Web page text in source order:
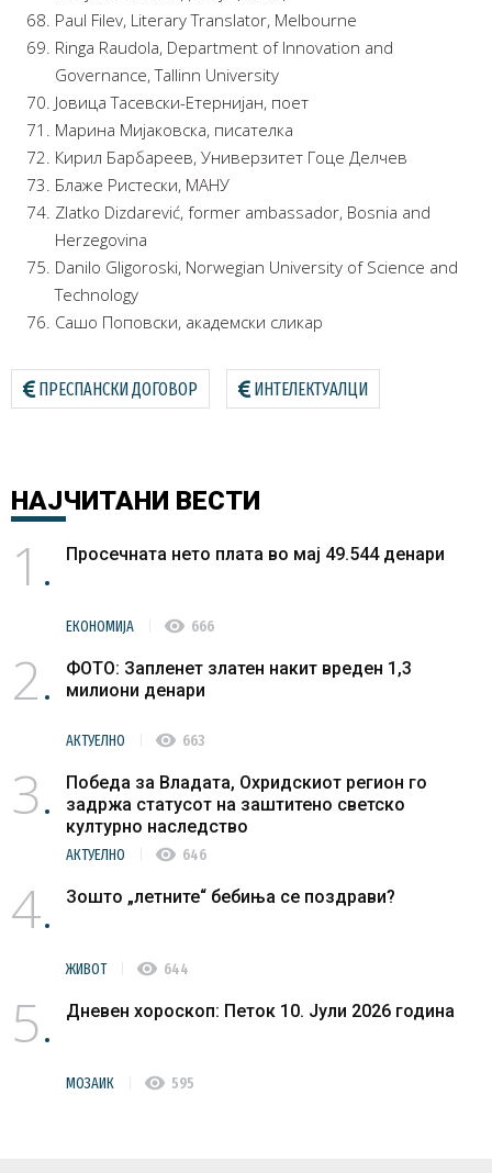
Paul Filev, Literary Translator, Melbourne
Ringa Raudola, Department of Innovation and
Governance, Tallinn University
Јовица Тасевски-Етернијан, поет
Марина Мијаковска, писателка
Кирил Барбареев, Универзитет Гоце Делчев
Блаже Ристески, МАНУ
Zlatko Dizdarević, former ambassador, Bosnia and
Herzegovina
Danilo Gligoroski, Norwegian University of Science and
Technology
Сашо Поповски, академски сликар
ПРЕСПАНСКИ ДОГОВОР ИНТЕЛЕКТУАЛЦИ
НАЈЧИТАНИ ВЕСТИ
1 Просечната нето плата во мај 49.544 денари
ЕКОНОМИЈА visibility 666
2
ФОТО: Запленет златен накит вреден 1,3
милиони денари
АКТУЕЛНО visibility 663
3
Победа за Владата, Охридскиот регион го
задржа статусот на заштитено светско
културно наследство
АКТУЕЛНО visibility 646
4 Зошто „летните“ бебиња се поздрави?
ЖИВОТ visibility 644
5 Дневен хороскоп: Петок 10. Јули 2026 година
МОЗАИК visibility 595